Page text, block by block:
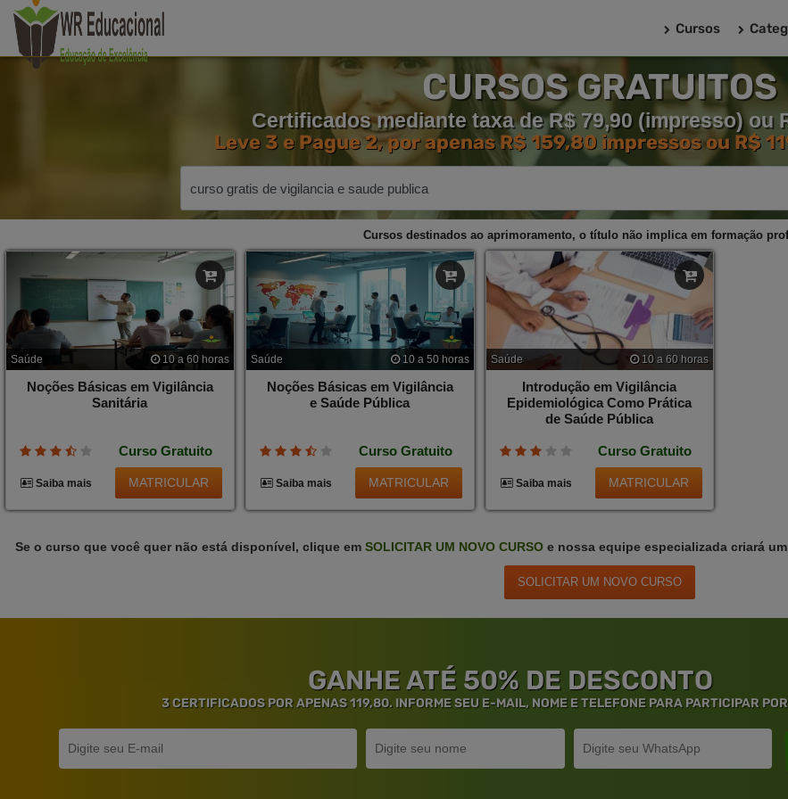
Cursos
CURSOS GRATUITOS
Certificados mediante taxa de R$ 79,90 (impresso) ou
Leve 3 e Pague 2, por apenas R$ 159,80 impressos ou R$
Cursos destinados ao aprimoramento, o título não implica em formação
Saúde 10 a 60 horas
Noções Básicas em Vigilância
Sanitária
Curso Gratuito
Saiba mais MATRICULAR
Saúde 10 a 50 horas
Noções Básicas em Vigilância
e Saúde Pública
Curso Gratuito
Saiba mais MATRICULAR
Saúde 10 a 60 horas
Introdução em Vigilância
Epidemiológica Como Prática
de Saúde Pública
Curso Gratuito
Saiba mais MATRICULAR
Se o curso que você quer não está disponível, clique em SOLICITARUM NOVOCURSO e nossa equipe especializada criará
SOLICITAR UM NOVO CURSO
GANHE ATÉ 50% DE DESCONTO
3 CERTIFICADOS POR APENAS 119,80. INFORME SEU E-MAIL, NOME E TELEFONE PARA PARTICIPAR